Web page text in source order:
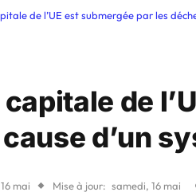
de l’UE est submergée par les
de
d’un
mai Mise à jour: samedi, 16 mai